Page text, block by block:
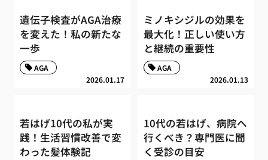
遺伝子検査がAGA治療
を変えた！私の新たな
一歩
2026.01.17
AGA
ミノキシジルの効果を
最大化！正しい使い方
と継続の重要性
2026.01.13
AGA
若はげ10代の私が実
践！生活習慣改善で変
わった髪体験記
10代の若はげ、病院へ
行くべき？専門医に聞
く受診の目安